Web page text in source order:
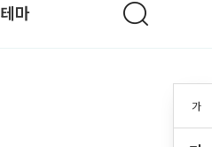
가
테마